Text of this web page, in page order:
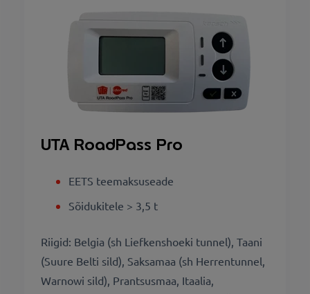
UTA RoadPass Pro
EETS teemaksuseade
Sõidukitele > 3,5 t
Riigid: Belgia (sh Liefkenshoeki tunnel), Taani
(Suure Belti sild), Saksamaa (sh Herrentunnel,
Warnowi sild), Prantsusmaa, Itaalia,